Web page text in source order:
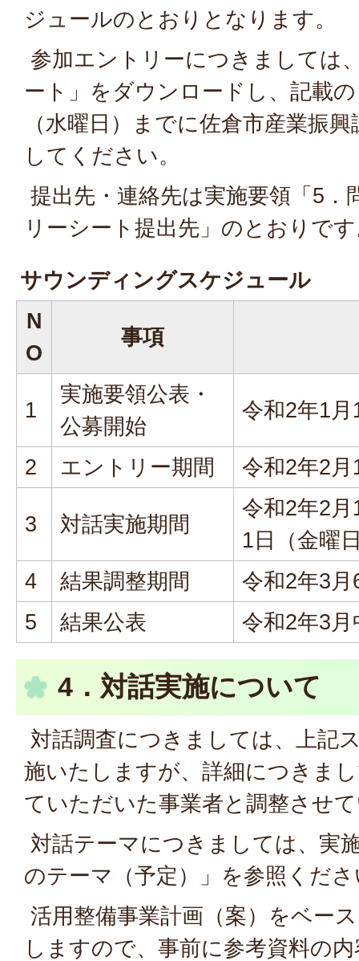
ジュールのとおりとなります。
参加エントリーにつきましては
ート」をダウンロードし、記載
（水曜日）までに佐倉市産業振
してください。
提出先・連絡先は実施要領「5．
リーシート提出先」のとおりで
サウンディングスケジュール
N
O
事項
1
実施要領公表・
公募開始
令和2年1
2 エントリー期間 令和2年2
3 対話実施期間
令和2年2
1日（金曜
4
結果調整期間
令和2年3
5
結果公表 令和2年3
4．対話実施について
対話調査につきましては、上記
施いたしますが、詳細につきま
ていただいた事業者と調整させ
対話テーマにつきましては、実
のテーマ（予定）」を参照くだ
活用整備事業計画（案）をベー
しますので、事前に参考資料の